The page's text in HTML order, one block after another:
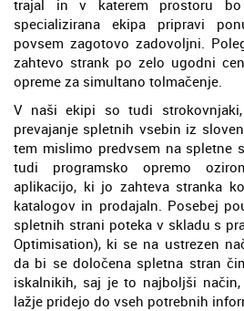
trajal in v katerem prostoru bo
specializirana ekipa pripravi
povsem zagotovo zadovoljni.
zahtevo strank po zelo ugodni
opreme za simultano tolmačenje.
V naši ekipi so tudi
prevajanje spletnih vsebin iz
tem mislimo predvsem na spletne
tudi programsko opremo
aplikacijo, ki jo zahteva stranka
katalogov in prodajaln. Posebej
spletnih strani poteka v skladu s
Optimisation), ki se na ustrezen
da bi se določena spletna stran
iskalnikih, saj je to najboljši
lažje pridejo do vseh potrebnih